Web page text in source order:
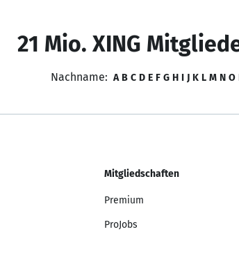
21 Mio. XING
Nachname: A B C D E F G H I J K L M N O
Mitgliedschaften
Premium
ProJobs